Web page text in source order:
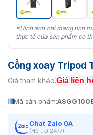
*Hình ảnh chỉ mang tính
thực tế của sản phẩm có
Cổng xoay Tripod
Giá tham khảo:Giá liên
Mã sản phẩm:
Chat Zalo OA
(Hỗ trợ 24/7)